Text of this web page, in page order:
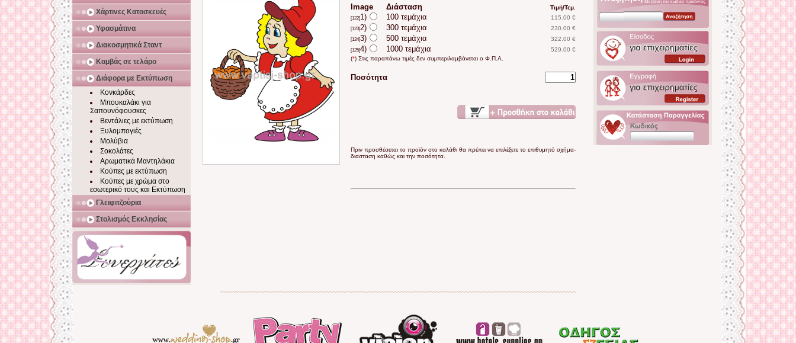
Χάρτινες Κατασκευές
Υφασμάτινα
Διακοσμητικά Σταντ
Καμβάς σε τελάρο
Διάφορα με Εκτύπωση
Κονκάρδες
Μπουκαλάκι για
Σαπουνόφουσκες
Βεντάλιες με εκτύπωση
Ξυλομπογιές
Μολύβια
Σοκολάτες
Αρωματικά Μαντηλάκια
Κούπες με εκτύπωση
Κούπες με χρώμα στο
εσωτερικό τους και Εκτύπωση
Γλειφιτζούρια
Στολισμός Εκκλησίας
Image Διάσταση Τιμή/Τεμ.
[122] 1) 100 τεμάχια 115.00 €
[123]2) 300 τεμάχια 230.00 €
[124]3) 500 τεμάχια 322.00 €
[125]4) 1000 τεμάχια
529.00 €
(*) Στις παραπάνω τιμές δεν συμπεριλαμβάνεται ο Φ.Π.Α.
Ποσότητα
Πριν προσθέσεται το προϊόν στο καλάθι θα πρέπει να επιλέξετε το επιθυμητό σχήμα-
διασταση καθώς και την ποσότητα.